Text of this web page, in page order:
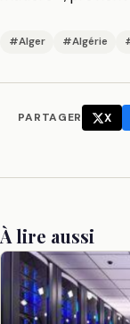
#Alger #Algérie
PARTAGER X
À lire aussi